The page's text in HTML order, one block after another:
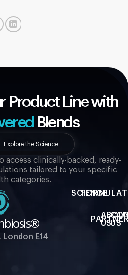
Product Line with
Blends
access clinically-backed, ready-
tailored to your specific
categories.
Explore the Science
London E14
SCIENCE
USUS